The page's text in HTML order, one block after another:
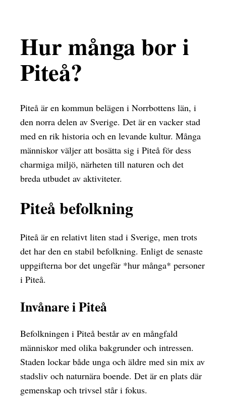
Hur många bor i
Piteå?
Piteå är en kommun belägen i Norrbottens län, i
den norra delen av Sverige. Det är en vacker stad
med en rik historia och en levande kultur. Många
människor väljer att bosätta sig i Piteå för dess
charmiga miljö, närheten till naturen och det
breda utbudet av aktiviteter.
Piteå befolkning
Piteå är en relativt liten stad i Sverige, men trots
det har den en stabil befolkning. Enligt de senaste
uppgifterna bor det ungefär *hur många* personer
i Piteå.
Invånare i Piteå
Befolkningen i Piteå består av en mångfald
människor med olika bakgrunder och intressen.
Staden lockar både unga och äldre med sin mix av
stadsliv och naturnära boende. Det är en plats där
gemenskap och trivsel står i fokus.